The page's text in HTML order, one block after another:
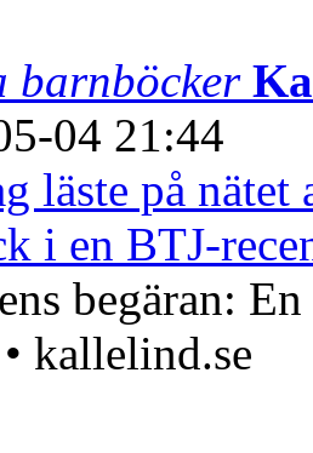
barnböcker
04 21:44
läste på nätet
i en BTJ-
begäran:
kallelind.se